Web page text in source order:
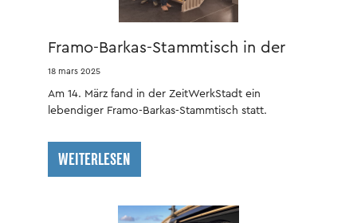
Framo-Barkas-Stammtisch in der
ZeitWerkStadt
18 mars 2025
Am 14. März fand in der ZeitWerkStadt ein
lebendiger Framo-Barkas-Stammtisch statt.
WEITERLESEN